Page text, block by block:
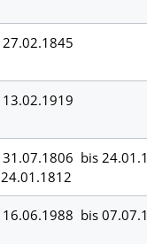
27.02.1845
13.02.1919
31.07.1806 bis
24.01.1812
16.06.1988 bis